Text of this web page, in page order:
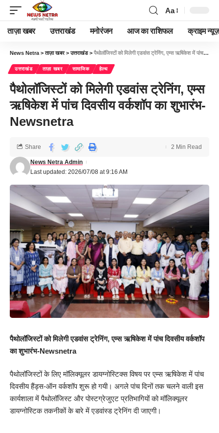
Aa
ताज़ा खबर उत्तराखंड मनोरंजन आज का राशिफल क्राइम न्यूज़
News Netra >ताज़ा खबर>उत्तराखंड> पैथोलॉजिस्टों को मिलेगी एडवांस ट्रेनिंग, एम्स ऋषिकेश में पांच दिवसीय वर्कशॉप का शुभारंभ-Newsnetra
उत्तराखंड ताज़ा खबर सामाजिक हेल्थ
पैथोलॉजिस्टों को मिलेगी एडवांस ट्रेनिंग, एम्स
ऋषिकेश में पांच दिवसीय वर्कशॉप का शुभारंभ-
Newsnetra
Last updated: 2026/07/08 at 9:16 AM
News Netra Admin
Share 2 Min Read
पैथोलॉजिस्टों को मिलेगी एडवांस ट्रेनिंग, एम्स ऋषिकेश में पांच दिवसीय वर्कशॉप
का शुभारंभ-Newsnetra
पैथोलॉजिस्टों के लिए मॉलिक्यूलर डायग्नोस्टिक्स विषय पर एम्स ऋषिकेश में पांच
दिवसीय हैंड्स-ऑन वर्कशॉप शुरू हो गयी। अगले पांच दिनों तक चलने वाली इस
कार्यशाला में पैथोलॉजिस्ट और पोस्टग्रेजुएट प्रतिभागियों को मॉलिक्यूलर
डायग्नोस्टिक तकनीकों के बारे में एडवांस्ड ट्रेनिंग दी जाएगी।